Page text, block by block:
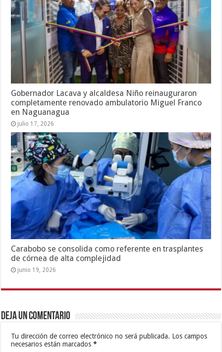
Gobernador Lacava y alcaldesa Niño reinauguraron
completamente renovado ambulatorio Miguel Franco
en Naguanagua
julio 17, 2026
Carabobo se consolida como referente en trasplantes
de córnea de alta complejidad
junio 19, 2026
Deja un comentario
Tu dirección de correo electrónico no será publicada. Los campos
necesarios están marcados*